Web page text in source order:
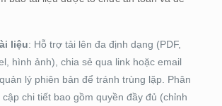
liệu: Hỗ trợ tải lên đa định dạng (PDF,
hình ảnh), chia sẻ qua link hoặc email
lý phiên bản để tránh trùng lặp. Phân
chi tiết bao gồm quyền đầy đủ (chỉnh